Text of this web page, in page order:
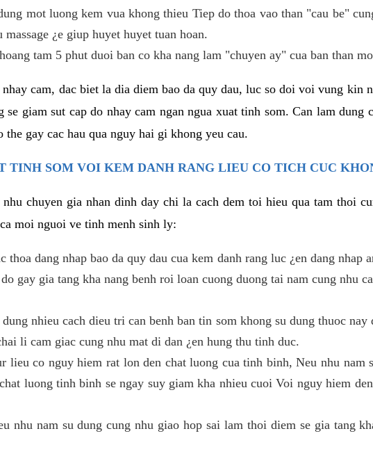
mot luong kem vua khong thieu Tiep do thoa vao than "cau be"
¿e giup huyet huyet tuan hoan.
tam 5 phut duoi ban co kha nang lam "chuyen ay" cua ban than
cam, dac biet la dia diem bao da quy dau, luc so doi voi vung kin
se giam sut cap do nhay cam ngan ngua xuat tinh som. Can lam dung
the gay cac hau qua nguy hai gi khong yeu cau.
TINH SOM VOI KEM DANH RANG LIEU CO TICH CUC
chuyen gia nhan dinh day chi la cach dem toi hieu qua tam thoi
moi nguoi ve tinh menh sinh ly:
thoa dang nhap bao da quy dau cua kem danh rang luc ¿en dang nhap
gay gia tang kha nang benh roi loan cuong duong tai nam cung nhu
nhieu cach dieu tri can benh ban tin som khong su dung thuoc nay
li cam giac cung nhu mat di dan ¿en hung thu tinh duc.
lieu co nguy hiem rat lon den chat luong cua tinh binh, Neu nhu nam
luong tinh binh se ngay suy giam kha nhieu cuoi Voi nguy hiem
nhu nam su dung cung nhu giao hop sai lam thoi diem se gia tang